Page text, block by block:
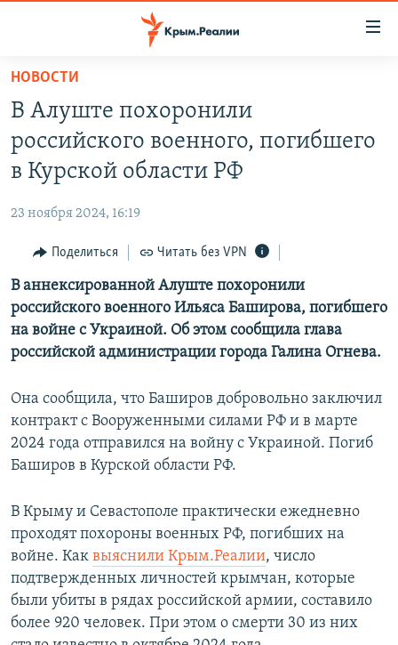
Вернуться
основному
содержанию
Вернутся
главной
навигации
Вернутся
поиску
СПЕЦПРОЕКТЫ
ГРУЗ 200
11 ЛЕТ ОККУПАЦИИ КРЫМА. 11 ИСТОРИЙ СОПРОТИВЛЕНИЯ
ВОДА
ЕЩЕ
ИНТЕРАКТИВ
ИНФОГРАФИКА
СОВЕТЫ ПРАВОЗАЩИТНИКОВ
ПОБЕДИТЕЛЕЙ НЕ СУДЯТ?
КРЫМ.НЕПОКОРЕННЫЙ
УКРАИНСКАЯ ПРОБЛЕМА КРЫМА
РАДІО СВОБОДА
КАК ОБОЙТИ БЛОКИРОВКУ
Українською
ПРИСОЕДИНЯЙТЕСЬ!
Все сайты RFE/RL
НОВОСТИ
В Алуште похоронили
российского военного, погибшего
в Курской области РФ
23 ноября 2024, 16:19
Поделиться Читать без VPN
В аннексированной Алуште похоронили
российского военного Ильяса Баширова, погибшего
на войне с Украиной. Об этом сообщила глава
российской администрации города Галина Огнева.
Она сообщила, что Баширов добровольно заключил
контракт с Вооруженными силами РФ и в марте
2024 года отправился на войну с Украиной. Погиб
Баширов в Курской области РФ.
В Крыму и Севастополе практически ежедневно
проходят похороны военных РФ, погибших на
войне. Как выяснили Крым.Реалии, число
подтвержденных личностей крымчан, которые
были убиты в рядах российской армии, составило
более 920 человек. При этом о смерти 30 из них